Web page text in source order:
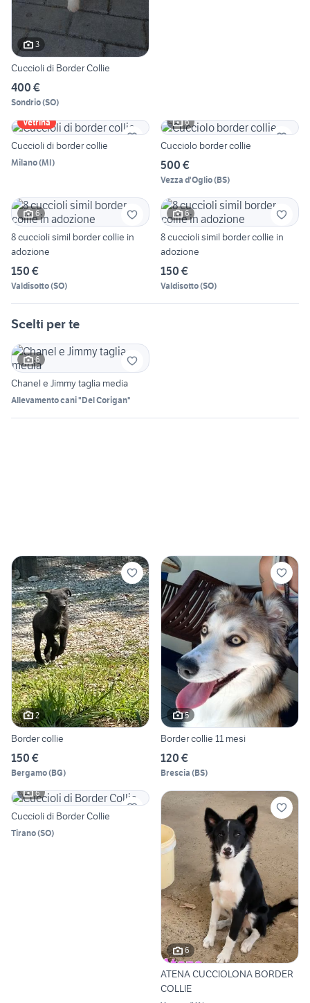
3
Cuccioli di Border Collie
400 €
Sondrio(SO)
Vetrina
Cuccioli di border collie
Milano(MI)
6
Cucciolo border collie
500 €
Vezza d'Oglio(BS)
6
8 cuccioli simil border collie in
adozione
150 €
Valdisotto(SO)
6
8 cuccioli simil border collie in
adozione
150 €
Valdisotto(SO)
Scelti per te
6
Chanel e Jimmy taglia media
Allevamento cani "Del Corigan"
2
Border collie
150 €
Bergamo(BG)
5
Border collie 11 mesi
120 €
Brescia (BS)
6
Cuccioli di Border Collie
Tirano(SO)
6
ATENA CUCCIOLONA BORDER
COLLIE